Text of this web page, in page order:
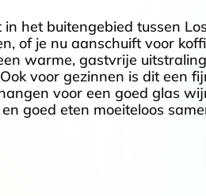
het buitengebied tussen
of je nu aanschuift voor
warme, gastvrije
voor gezinnen is dit een
voor een goed glas
goed eten moeiteloos